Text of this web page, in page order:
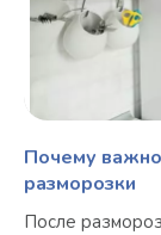
Почему
разморозки
После